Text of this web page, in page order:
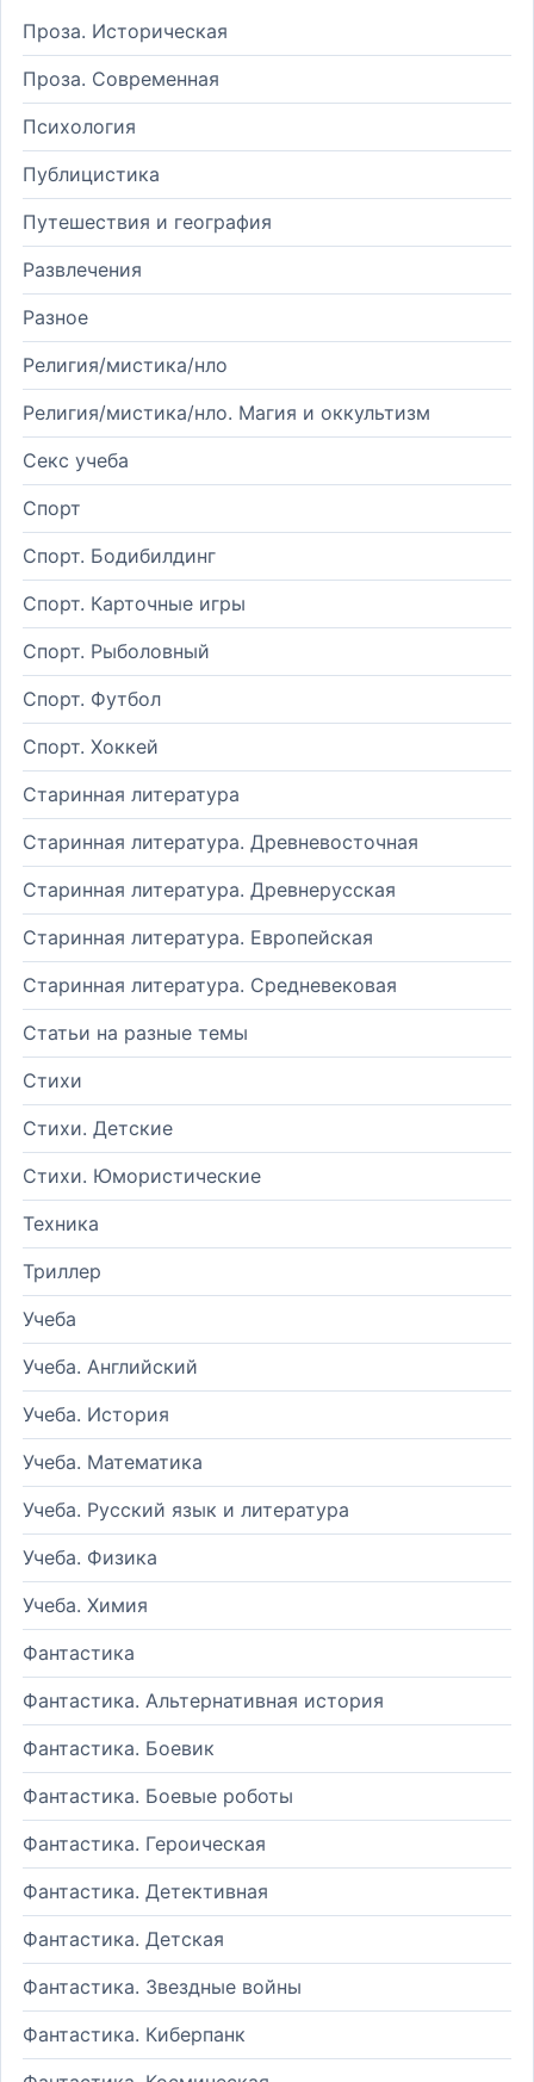
Проза. Историческая
Проза. Современная
Психология
Публицистика
Путешествия и география
Развлечения
Разное
Религия/мистика/нло
Религия/мистика/нло. Магия и оккультизм
Секс учеба
Спорт
Спорт. Бодибилдинг
Спорт. Карточные игры
Спорт. Рыболовный
Спорт. Футбол
Спорт. Хоккей
Старинная литература
Старинная литература. Древневосточная
Старинная литература. Древнерусская
Старинная литература. Европейская
Старинная литература. Средневековая
Статьи на разные темы
Стихи
Стихи. Детские
Стихи. Юмористические
Техника
Триллер
Учеба
Учеба. Английский
Учеба. История
Учеба. Математика
Учеба. Русский язык и литература
Учеба. Физика
Учеба. Химия
Фантастика
Фантастика. Альтернативная история
Фантастика. Боевик
Фантастика. Боевые роботы
Фантастика. Героическая
Фантастика. Детективная
Фантастика. Детская
Фантастика. Звездные войны
Фантастика. Киберпанк